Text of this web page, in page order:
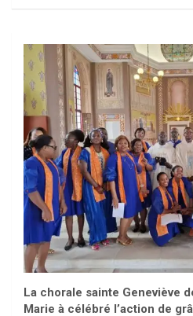
La chorale sainte Geneviève
Marie à célébré l’action de